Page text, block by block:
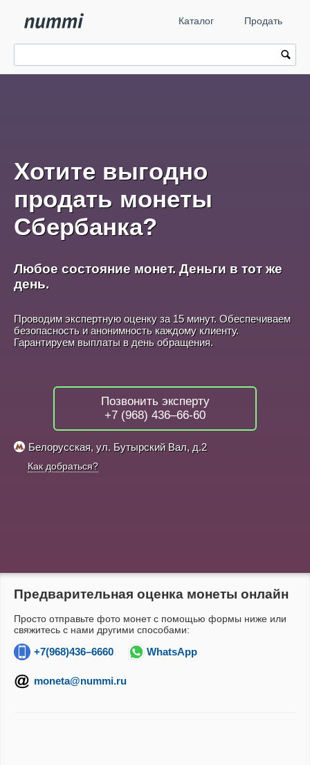
Каталог Продать
Хотите выгодно
продать монеты
Сбербанка?
Любое состояние монет. Деньги в тот же
день.
Проводим экспертную оценку за 15 минут. Обеспечиваем
безопасность и анонимность каждому клиенту.
Гарантируем выплаты в день обращения.
Позвонить эксперту
+7 (968) 436–66-60
Белорусская, ул. Бутырский Вал, д.2
Как добраться?
Предварительная оценка монеты онлайн
Просто отправьте фото монет с помощью формы ниже или
свяжитесь с нами другими способами:
+7(968)436–6660 WhatsApp
moneta@nummi.ru